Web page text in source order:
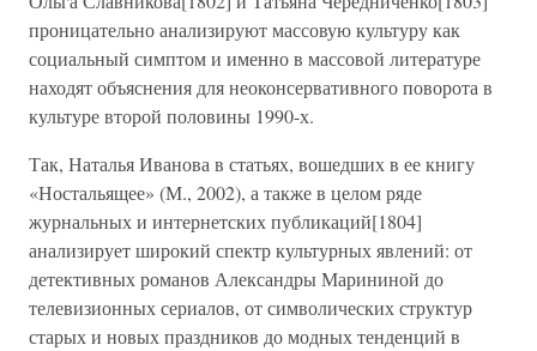
проницательно анализируют массовую культуру как
социальный симптом и именно в массовой литературе
находят объяснения для неоконсервативного поворота в
культуре второй половины 1990-х.
Так, Наталья Иванова в статьях, вошедших в ее книгу
«Ностальящее» (М., 2002), а также в целом ряде
журнальных и интернетских публикаций[1804]
анализирует широкий спектр культурных явлений: от
детективных романов Александры Марининой до
телевизионных сериалов, от символических структур
старых и новых праздников до модных тенденций в